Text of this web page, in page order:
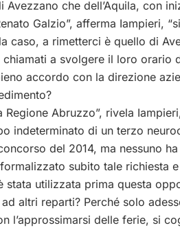
che dell’Aquila, con
Galzio”, afferma Iampieri,
caso, a rimetterci è quello di
a svolgere il loro orario
accordo con la direzione
Abruzzo”, rivela
indeterminato di un terzo
del 2014, ma nessuno
subito tale richiesta
stata utilizzata prima questa
altri reparti? Perché solo
l’approssimarsi delle ferie, si